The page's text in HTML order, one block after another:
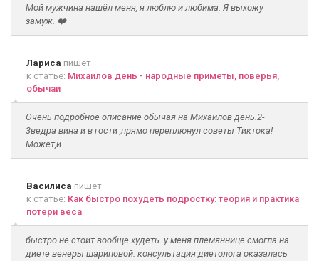
Мой мужчина нашёл меня, я люблю и любима. Я выхожу
замуж. ❤️
Лариса пишет
к статье: Михайлов день - народные приметы, поверья,
обычаи
Очень подробное описание обычая на Михайлов день.2-
3ведра вина и в гости ,прямо переплюнул советы Тиктока!
Может,и...
Василиса пишет
к статье: Как быстро похудеть подростку: теория и практика
потери веса
быстро не стоит вообще худеть. у меня племяннице смогла на
диете венеры шариповой. консультация диетолога оказалась